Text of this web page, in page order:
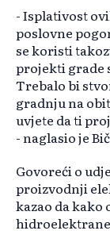
- Isplativost
poslovne
se koristi
projekti grade
Trebalo bi
gradnju na
uvjete da ti
- naglasio je
Govoreći o
proizvodnji
kazao da kako